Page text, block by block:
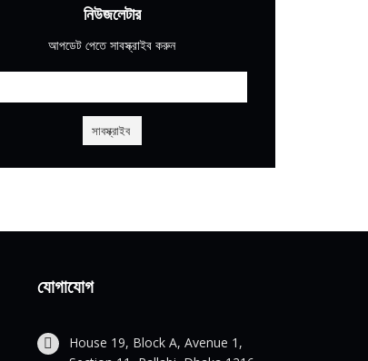
নিউজলেটার
আপডেট পেতে সাবস্ক্রাইব করুন
যোগাযোগ
House 19, Block A, Avenue 1,